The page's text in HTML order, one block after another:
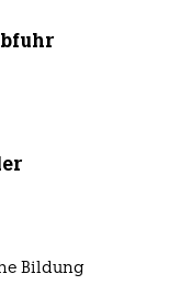
Bildung